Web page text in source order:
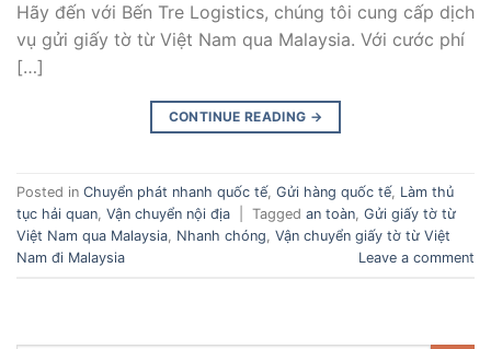
Hãy đến với Bến Tre Logistics, chúng tôi cung cấp dịch
vụ gửi giấy tờ từ Việt Nam qua Malaysia. Với cước phí
[…]
CONTINUE READING →
Posted in Chuyển phát nhanh quốc tế, Gửi hàng quốc tế, Làm thủ
tục hải quan Vận chuyển nội địa Tagged an toàn Gửi giấy tờ từ
Việt Nam qua Malaysia Nhanh chóng Vận chuyển giấy tờ từ Việt
Nam đi Malaysia
Leave a comment